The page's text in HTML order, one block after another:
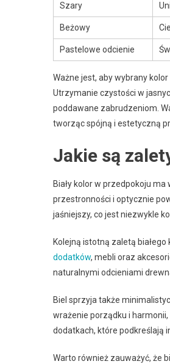
Szary
Beżowy
Pastelowe odcienie
Ważne jest, aby wybrany
Utrzymanie czystości w
poddawane zabrudzeniom.
tworząc spójną i estetyczną
Jakie są
Biały kolor w przedpokoju
przestronności i optycznie
jaśniejszy, co jest niezwykle
Kolejną istotną zaletą białego
dodatków, mebli oraz
naturalnymi odcieniami
Biel sprzyja także
wrażenie porządku i
dodatkach, które podkreślają
Warto również zauważyć, że